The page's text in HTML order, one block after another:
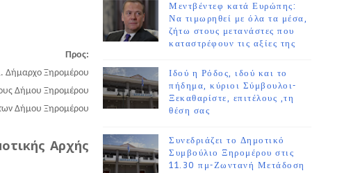
Προς:
Δήμαρχο Ξηρομέρου
Δήμου Ξηρομέρου
Δήμου Ξηρομέρου
Αρχής
Μεντβέντεφ κατά Ευρώπης:
Να τιμωρηθεί με όλα τα μέσα,
ζήτω στους μετανάστες που
καταστρέφουν τις αξίες της
Ιδού η Ρόδος, ιδού και το
πήδημα, κύριοι Σύμβουλοι-
Ξεκαθαρίστε, επιτέλους ,τη
θέση σας
Συνεδριάζει το Δημοτικό
Συμβούλιο Ξηρομέρου στις
11.30 πμ-Ζωντανή Μετάδοση